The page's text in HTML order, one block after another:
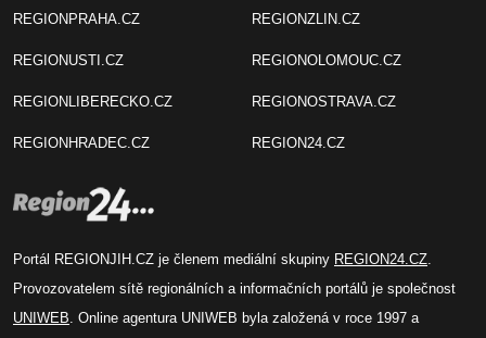
REGIONPRAHA.CZ
REGIONUSTI.CZ
REGIONLIBERECKO.CZ
REGIONHRADEC.CZ
REGIONZLIN.CZ
REGIONOLOMOUC.CZ
REGIONOSTRAVA.CZ
REGION24.CZ
Portál REGIONJIH.CZ je členem mediální skupiny REGION24.CZ.
Provozovatelem sítě regionálních a informačních portálů je společnost
UNIWEB. Online agentura UNIWEB byla založená v roce 1997 a